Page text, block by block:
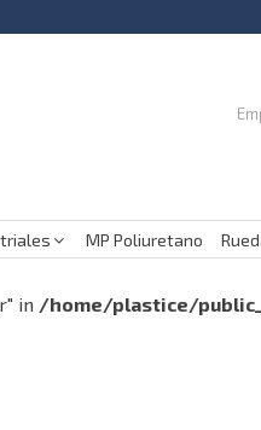
MP Poliuretano
in /home/plastice/